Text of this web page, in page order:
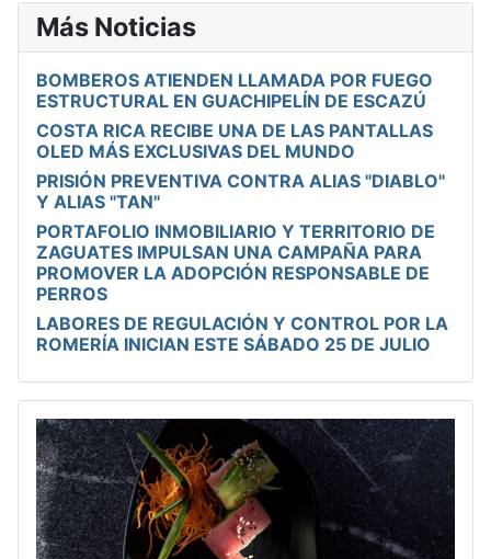
Más Noticias
BOMBEROS ATIENDEN LLAMADA POR FUEGO
ESTRUCTURAL EN GUACHIPELÍN DE ESCAZÚ
COSTA RICA RECIBE UNA DE LAS PANTALLAS
OLED MÁS EXCLUSIVAS DEL MUNDO
PRISIÓN PREVENTIVA CONTRA ALIAS "DIABLO"
Y ALIAS "TAN"
PORTAFOLIO INMOBILIARIO Y TERRITORIO DE
ZAGUATES IMPULSAN UNA CAMPAÑA PARA
PROMOVER LA ADOPCIÓN RESPONSABLE DE
PERROS
LABORES DE REGULACIÓN Y CONTROL POR LA
ROMERÍA INICIAN ESTE SÁBADO 25 DE JULIO